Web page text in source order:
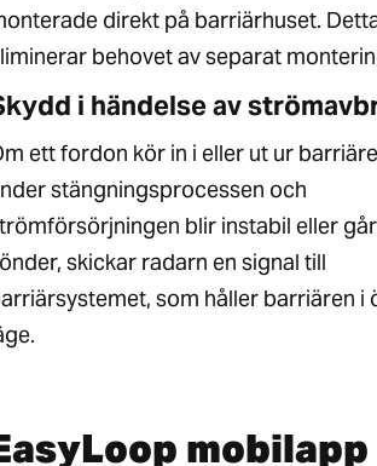
direkt på barriärhuset.
behovet av separat
i händelse av
ett fordon kör in i eller ut ur
stängningsprocessen och
blir instabil eller går
skickar radarn en signal till
som håller barriären i
mobilapp